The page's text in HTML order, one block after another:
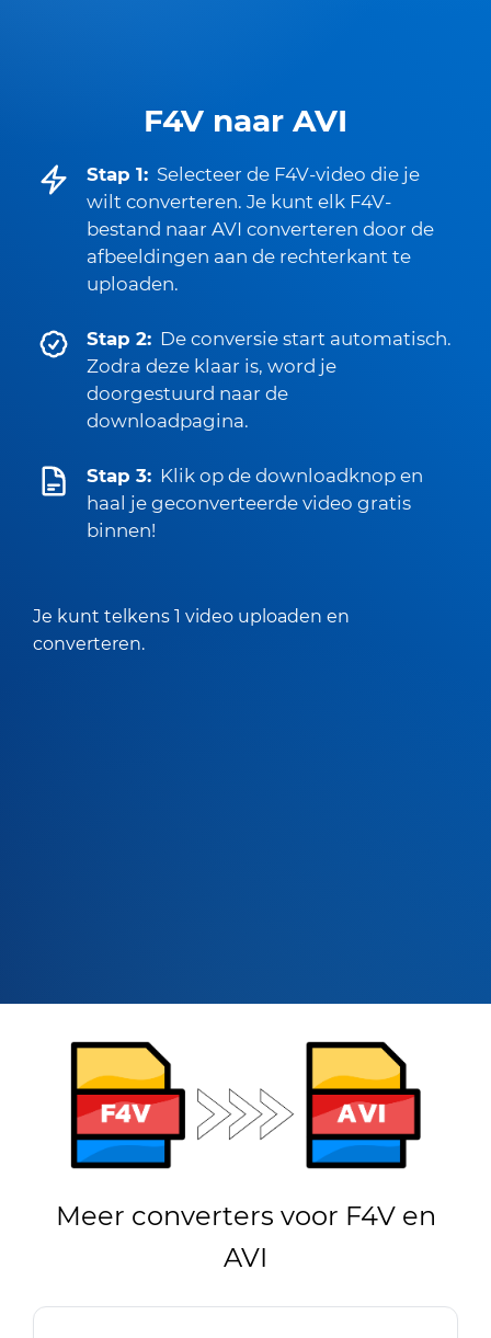
F4V naar AVI
Stap 1: Selecteer de F4V-video die je
wilt converteren. Je kunt elk F4V-
bestand naar AVI converteren door de
afbeeldingen aan de rechterkant te
uploaden.
Stap 2: De conversie start automatisch.
Zodra deze klaar is, word je
doorgestuurd naar de
downloadpagina.
Stap 3: Klik op de downloadknop en
haal je geconverteerde video gratis
binnen!
Je kunt telkens 1 video uploaden en
converteren.
Meer converters voor F4V en
AVI